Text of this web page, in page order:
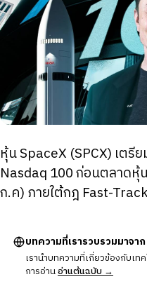
หุ้น SpaceX (SPCX) เตรี
Nasdaq 100 ก่อนตลาดหุ้
ก.ค) ภายใต้กฎ Fast-
บทความที่เรารวบรวมมาจา
เรานำบทความที่เกี่ยวข้องกับเท
การอ่านอ่านต้นฉบับ →